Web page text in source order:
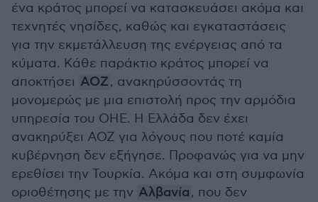
ένα κράτος μπορεί να κατασκευάσει ακόμα και
τεχνητές νησίδες, καθώς και εγκαταστάσεις
για την εκμετάλλευση της ενέργειας από τα
κύματα. Κάθε παράκτιο κράτος μπορεί να
αποκτήσει ΑΟΖ, ανακηρύσσοντάς τη
μονομερώς με μια επιστολή προς την αρμόδια
υπηρεσία του ΟΗΕ. Η Ελλάδα δεν έχει
ανακηρύξει ΑΟΖ για λόγους που ποτέ καμία
κυβέρνηση δεν εξήγησε. Προφανώς για να μην
ερεθίσει την Τουρκία. Ακόμα και στη συμφωνία
οριοθέτησης με την Αλβανία, που δεν